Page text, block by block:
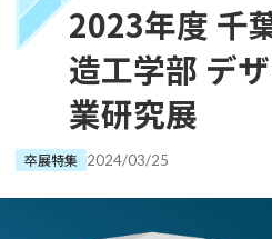
2023年度 千
造工学部 デ
業研究展
卒展特集 2024/03/25